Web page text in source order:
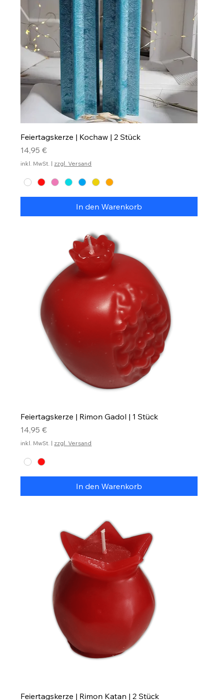
Feiertagskerze | Kochaw | 2 Stück
Preis
14,95 €
inkl. MwSt. | zzgl. Versand
In den Warenkorb
Feiertagskerze | Rimon Gadol | 1 Stück
Preis
14,95 €
inkl. MwSt. | zzgl. Versand
In den Warenkorb
Feiertagskerze | Rimon Katan | 2 Stück